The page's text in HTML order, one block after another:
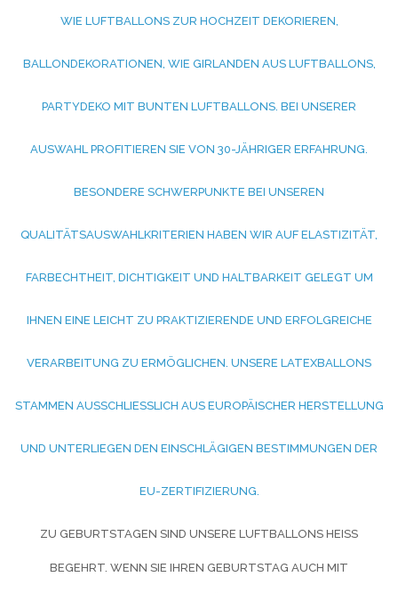
IE LUFTBALLONS ZUR HOCHZEIT DEKORIEREN, B
ALLONDEKORATIONEN, WIE GIRLANDEN AUS LUFTBALLONS, P
ARTYDEKO MIT BUNTEN LUFTBALLONS. BEI UNSERER A
USWAHL PROFITIEREN SIE VON 30-JÄHRIGER ERFAHRUNG. B
ESONDERE SCHWERPUNKTE BEI UNSEREN Q
UALITÄTSAUSWAHLKRITERIEN HABEN WIR AUF ELASTIZITÄT, F
ARBECHTHEIT, DICHTIGKEIT UND HALTBARKEIT GELEGT UM I
HNEN EINE LEICHT ZU PRAKTIZIERENDE UND ERFOLGREICHE V
ERARBEITUNG ZU ERMÖGLICHEN. UNSERE LATEXBALLONS S
TAMMEN AUSSCHLIESSLICH AUS EUROPÄISCHER HERSTELLUNG UN
D UNTERLIEGEN DEN EINSCHLÄGIGEN BESTIMMUNGEN DER EU
-ZERTIFIZIERUNG.
ZU GEBURTSTAGEN SIND UNSERE LUFTBALLONS HEISS B
EGEHRT. WENN SIE IHREN GEBURTSTAG AUCH MIT L